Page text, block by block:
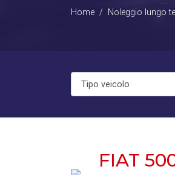
Home Noleggio lungo
FIAT